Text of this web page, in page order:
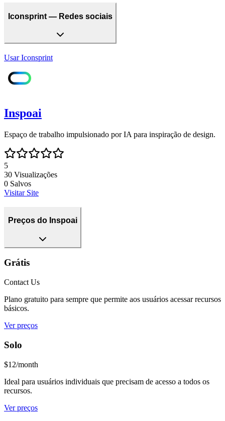
Iconsprint — Redes sociais
Usar Iconsprint
Inspoai
Espaço de trabalho impulsionado por IA para inspiração de design.
5
30 Visualizações
0 Salvos
Visitar Site
Preços do Inspoai
Grátis
Contact Us
Plano gratuito para sempre que permite aos usuários acessar recursos
básicos.
Ver preços
Solo
$12/month
Ideal para usuários individuais que precisam de acesso a todos os
recursos.
Ver preços